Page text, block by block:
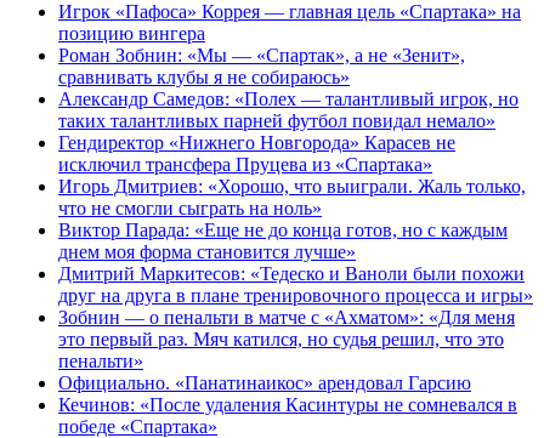
Игрок «Пафоса» Коррея — главная цель «Спартака» на
позицию вингера
Роман Зобнин: «Мы — «Спартак», а не «Зенит»,
сравнивать клубы я не собираюсь»
Александр Самедов: «Полех — талантливый игрок, но
таких талантливых парней футбол повидал немало»
Гендиректор «Нижнего Новгорода» Карасев не
исключил трансфера Пруцева из «Спартака»
Игорь Дмитриев: «Хорошо, что выиграли. Жаль только,
что не смогли сыграть на ноль»
Виктор Парада: «Еще не до конца готов, но с каждым
днем моя форма становится лучше»
Дмитрий Маркитесов: «Тедеско и Ваноли были похожи
друг на друга в плане тренировочного процесса и игры»
Зобнин — о пенальти в матче с «Ахматом»: «Для меня
это первый раз. Мяч катился, но судья решил, что это
пенальти»
Официально. «Панатинаикос» арендовал Гарсию
Кечинов: «После удаления Касинтуры не сомневался в
победе «Спартака»